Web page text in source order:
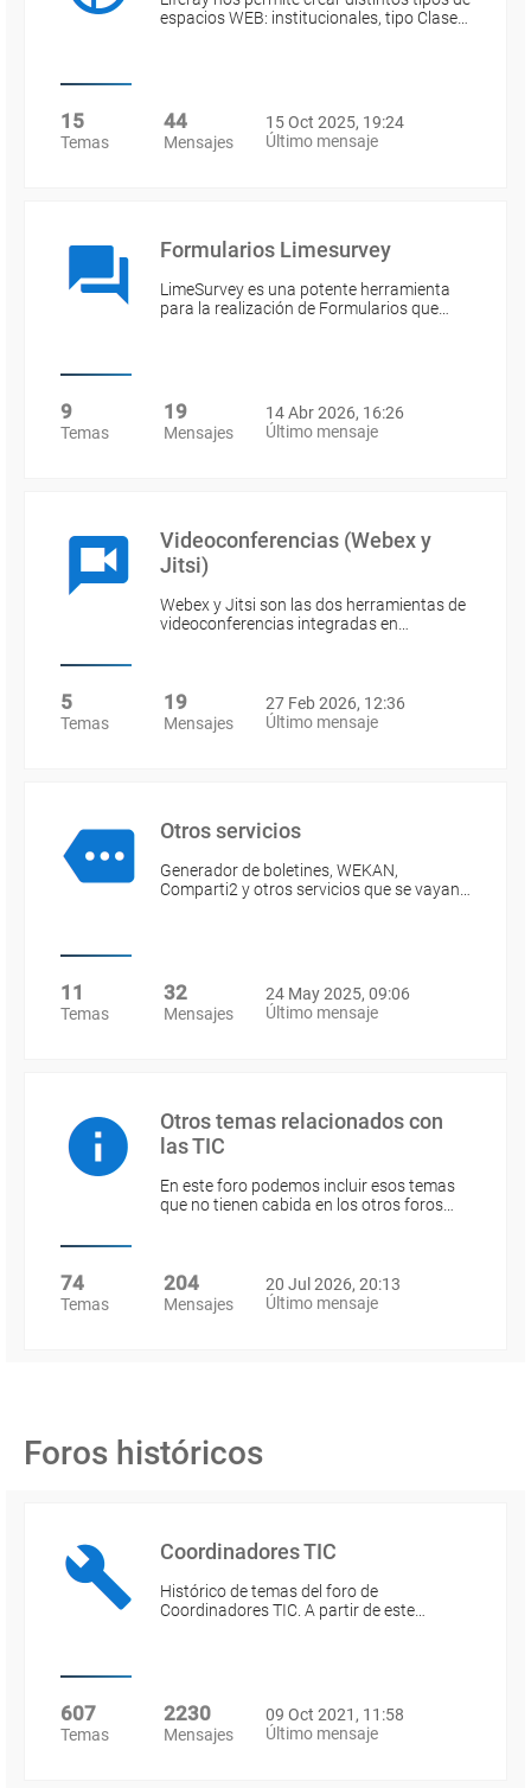
espacios WEB: institucionales, tipo Clase…
15
Temas
44
Mensajes
15 Oct 2025, 19:24
Último mensaje
Formularios Limesurvey
LimeSurvey es una potente herramienta
para la realización de Formularios que…
9
Temas
19
Mensajes
14 Abr 2026, 16:26
Último mensaje
Videoconferencias (Webex y
Jitsi)
Webex y Jitsi son las dos herramientas de
videoconferencias integradas en…
5
Temas
19
Mensajes
27 Feb 2026, 12:36
Último mensaje
Otros servicios
Generador de boletines, WEKAN,
Comparti2 y otros servicios que se vayan…
11
Temas
32
Mensajes
24 May 2025, 09:06
Último mensaje
Otros temas relacionados con
las TIC
En este foro podemos incluir esos temas
que no tienen cabida en los otros foros…
74
Temas
204
Mensajes
20 Jul 2026, 20:13
Último mensaje
Foros históricos
Coordinadores TIC
Histórico de temas del foro de
Coordinadores TIC. A partir de este…
607
Temas
2230
Mensajes
09 Oct 2021, 11:58
Último mensaje